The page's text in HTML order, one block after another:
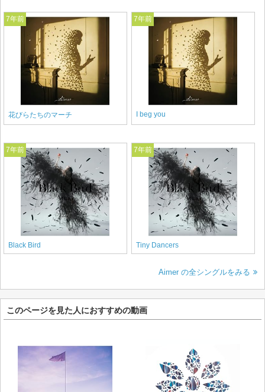
7年前
花びらたちのマーチ
7年前
I beg you
7年前
Black Bird
7年前
Tiny Dancers
Aimer の全シングルをみる
このページを見た人におすすめの動画